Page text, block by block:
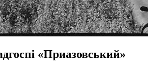
«Приазовський»